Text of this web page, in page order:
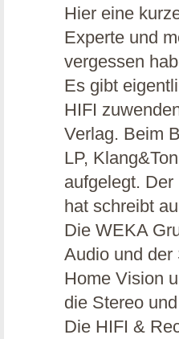
Hier eine
Experte und
vergessen
Es gibt
HIFI
Verlag. Beim
LP,
aufgelegt.
hat schreibt
Die WEKA
Audio und der
Home Vision
die Stereo
Die HIFI &